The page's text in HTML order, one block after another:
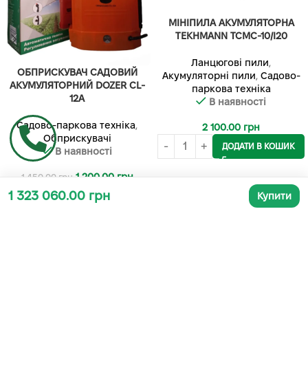
ОБПРИСКУВАЧ САДОВИЙ
АКУМУЛЯТОРНИЙ DOZER CL-
12А
Садово-паркова техніка,
Обприскувачі
В наявності
1 450.00 грн 1 200.00 грн
ДОДАТИ В КОШИК
МІНІПИЛА АКУМУЛЯТОРНА
TEKHMANN TCMC-10/I20
Ланцюгові пили,
Акумуляторні пили, Садово-
паркова техніка
В наявності
2 100.00 грн
ДОДАТИ В КОШИК
1 323 060.00 грн Купити